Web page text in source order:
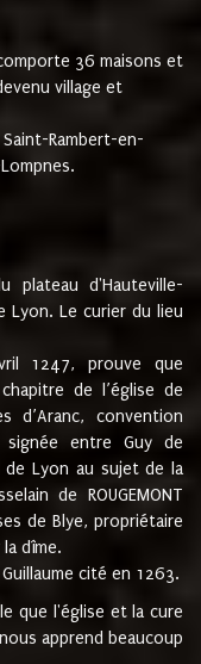
36 maisons et
village et
Rambert-en-
plateau d'Hauteville-
Lyon. Le curier du lieu
1247, prouve que
chapitre de l’église de
d’Aranc, convention
entre Guy de
de Lyon au sujet de la
de ROUGEMONT
de Blye, propriétaire
dîme.
cité en 1263.
que l'église et la cure
apprend beaucoup